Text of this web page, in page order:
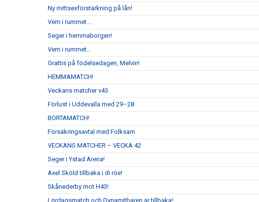
Ny mittsexförstärkning på lån!
Vem i rummet ...
Seger i hemmaborgen!
Vem i rummet…
Grattis på födelsedagen, Melvin!
HEMMAMATCH!
Veckans matcher v43
Förlust i Uddevalla med 29–28
BORTAMATCH!
Försäkringsavtal med Folksam
VECKANS MATCHER – VECKA 42
Seger i Ystad Arena!
Axel Sköld tillbaka i di röe!
Skånederby mot H43!
Lördagsmatch och Dynamitbaren är tillbaka!